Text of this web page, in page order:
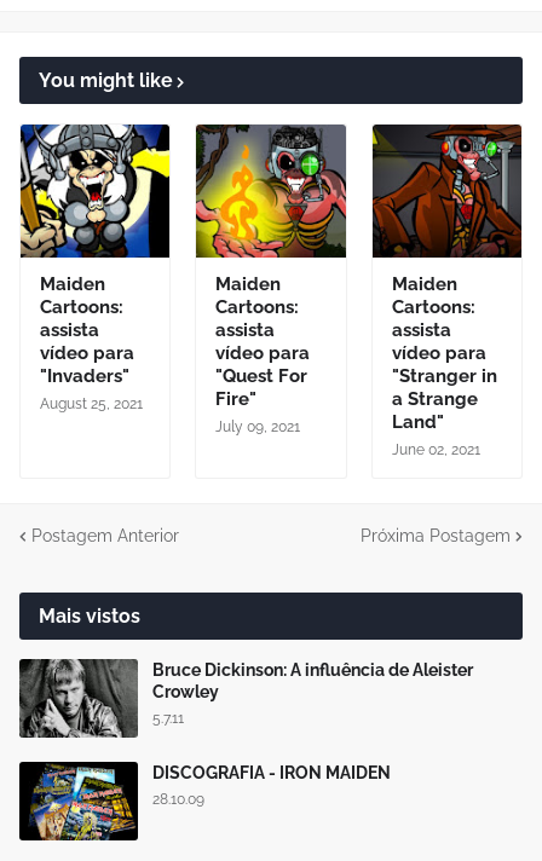
You might like
Maiden
Cartoons:
assista
vídeo para
"Invaders"
August 25, 2021
Maiden
Cartoons:
assista
vídeo para
"Quest For
Fire"
July 09, 2021
Maiden
Cartoons:
assista
vídeo para
"Stranger in
a Strange
Land"
June 02, 2021
Postagem Anterior Próxima Postagem
Mais vistos
Bruce Dickinson: A influência de Aleister
Crowley
5.7.11
DISCOGRAFIA - IRON MAIDEN
28.10.09